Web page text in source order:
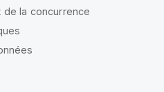
de la concurrence